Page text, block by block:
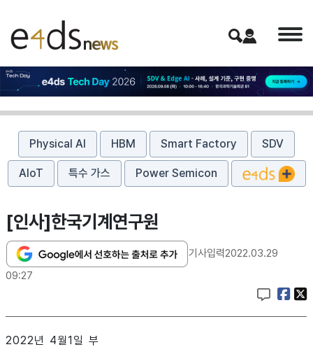
Physical AI HBM Smart Factory SDV
AIoT 특수 가스 Power Semicon
[인사]한국기계연구원
기사입력2022.03.29
09:27
2022년 4월1일 부